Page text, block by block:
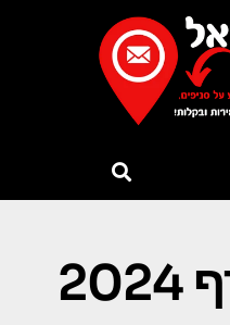
מיקוד חורף 2024